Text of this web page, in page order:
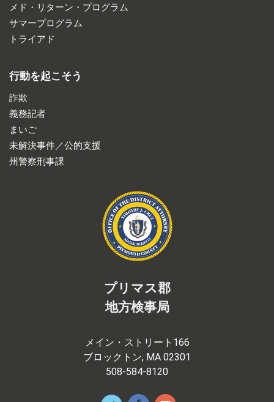
メド・リターン・プログラム
サマープログラム
トライアド
行動を起こそう
詐欺
義務記者
まいご
未解決事件／公的支援
州警察刑事課
プリマス郡
地方検事局
メイン・ストリート166
ブロックトン, MA 02301
508-584-8120